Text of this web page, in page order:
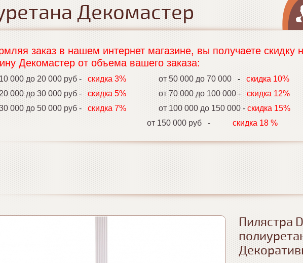
Декомастер
заказ в нашем интернет магазине, вы получаете скидку
Декомастер от объема вашего заказа:
000 до 20 000 руб - скидка 3% от 50 000 до 70 000 - скидка 10%
000 до 30 000 руб - скидка 5% от 70 000 до 100 000 - скидка 12%
000 до 50 000 руб - скидка 7% от 100 000 до 150 000 - скидка 15%
от 150 000 руб -
скидка 18 %
Пилястра